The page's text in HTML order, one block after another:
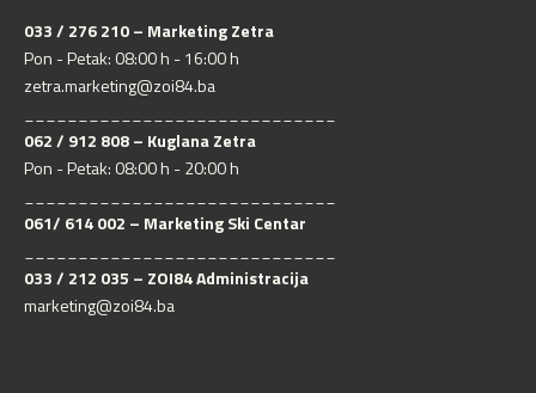
033 / 276 210 – Marketing Zetra
Pon - Petak: 08:00 h - 16:00 h
zetra.marketing@zoi84.ba
062 / 912 808 – Kuglana Zetra
Pon - Petak: 08:00 h - 20:00 h
061/ 614 002 – Marketing Ski Centar
033 / 212 035 – ZOI84 Administracija
marketing@zoi84.ba